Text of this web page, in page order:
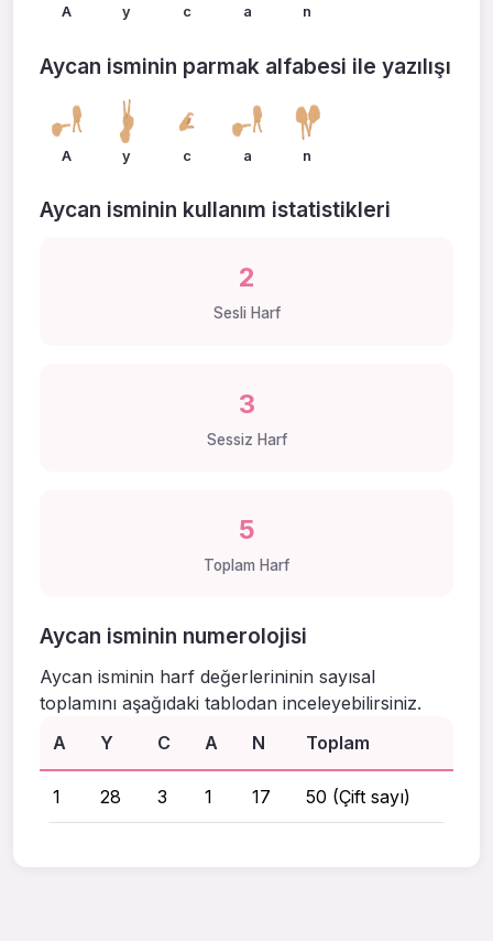
A y c a n
Aycan isminin parmak alfabesi ile yazılışı
A y c a n
Aycan isminin kullanım istatistikleri
2
Sesli Harf
3
Sessiz Harf
5
Toplam Harf
Aycan isminin numerolojisi
Aycan isminin harf değerlerininin sayısal
toplamını aşağıdaki tablodan inceleyebilirsiniz.
A
Y C A N Toplam
1 28 3 1 17 50 (Çift sayı)